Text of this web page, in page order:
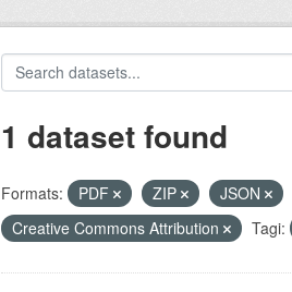
1 dataset found
Formats: PDF ZIP JSON
Creative Commons Attribution
Tagi: